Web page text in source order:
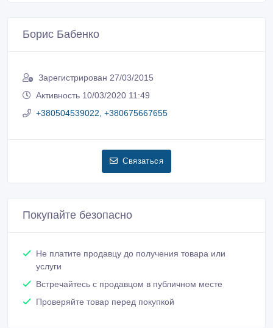
Борис Бабенко
Зарегистрирован 27/03/2015
Активность 10/03/2020 11:49
+380504539022, +380675667655
Связаться
Покупайте безопасно
Не платите продавцу до получения товара или
услуги
Встречайтесь с продавцом в публичном месте
Проверяйте товар перед покупкой